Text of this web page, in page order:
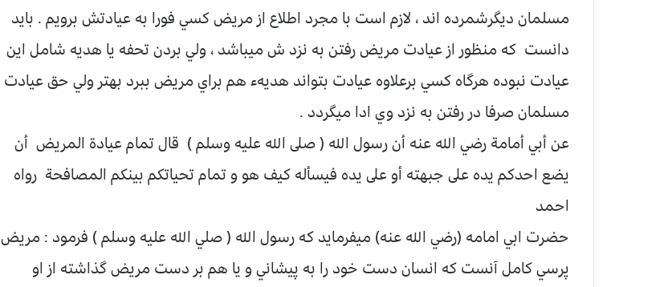
مسلمان ديگرشمرده اند ، لازم است با مجرد اطلاع از مريض كسي فورا به عيادتش برويم . بايد
دانست كه منظور از عيادت مريض رفتن به نزد ش ميباشد ، ولي بردن تحفه يا هديه شامل اين
عيادت نبوده هرگاه كسي برعلاوه عيادت بتواند هديهء هم براي مريض ببرد بهتر ولي حق عيادت
مسلمان صرفا در رفتن به نزد وي ادا ميگردد .
عن أبي أمامة رضي الله عنه أن رسول الله ( صلى الله عليه وسلم ) قال تمام عيادة المريض أن
يضع احدكم يده على جبهته أو على يده فيسأله كيف هو و تمام تحياتكم بينكم المصافحة رواه
احمد
حضرت ابي امامه (رضي الله عنه) ميفرمايد كه رسول الله ( صلي الله عليه وسلم ) فرمود : مريض
پرسي كامل آنست كه انسان دست خود را به پيشاني و يا هم بر دست مريض گذاشته از او